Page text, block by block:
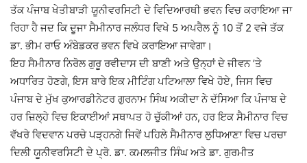
ਤੱਕ ਪੰਜਾਬ ਖੇਤੀਬਾੜੀ ਯੂਨੀਵਰਸਿਟੀ ਦੇ ਵਿਦਿਆਰਥੀ ਭਵਨ ਵਿਚ ਕਰਾਇਆ ਜਾ
ਰਿਹਾ ਹੈ ਜਦ ਕਿ ਦੂਜਾ ਸੈਮੀਨਾਰ ਜਲੰਧਰ ਵਿਖੇ 5 ਅਪਰੈਲ ਨੂੰ 10 ਤੋਂ 2 ਵਜੇ ਤੱਕ
ਡਾ. ਭੀਮ ਰਾਓ ਅੰਬੇਡਕਰ ਭਵਨ ਵਿਖੇ ਕਰਾਇਆ ਜਾਵੇਗਾ।
ਇਹ ਸੈਮੀਨਾਰ ਨਿਰੋਲ ਗੁਰੂ ਰਵੀਦਾਸ ਦੀ ਬਾਣੀ ਅਤੇ ਉਨ੍ਹਾਂ ਦੇ ਜੀਵਨ ’ਤੇ
ਅਧਾਰਿਤ ਹੋਣਗੇ, ਇਸ ਬਾਰੇ ਇਕ ਮੀ‌ਟਿੰਗ ਪਟਿਆਲਾ ਵਿਖੇ ਹੋਏ, ਜਿਸ ਵਿਚ
ਪੰਜਾਬ ਦੇ ਮੁੱਖ ਕੁਆਰਡੀਨੇਟਰ ਗੁਰਨਾਮ ਸਿੰਘ ਅਕੀਦਾ ਨੇ ਦੱਸਿਆ ਕਿ ਪੰਜਾਬ ਦੇ
ਹਰ ਜ਼ਿਲ੍ਹੇ ਵਿਚ ਇਕਾਈਆਂ ਸਥਾਪਤ ਹੋ ਚੁੱਕੀਆਂ ਹਨ, ਹਰ ਇਕ ਸੈਮੀਨਾਰ ਵਿਚ
ਵੱਖਰੇ ਵਿਦਵਾਨ ਪਰਚੇ ਪੜ੍ਹਨਗੇ ਜਿਵੇਂ ਪਹਿਲੇ ਸੈਮੀਨਾਰ ਲੁਧਿਆਣਾ ਵਿਚ ਪਰਚਾ
ਦਿਲੀ ਯੂਨੀਵਰਸਿਟੀ ਦੇ ਪ੍ਰੋ. ਡਾ. ਕਮਲਜੀਤ ਸਿੰਘ ਅਤੇ ਡਾ. ਗੁਰਮੀਤ